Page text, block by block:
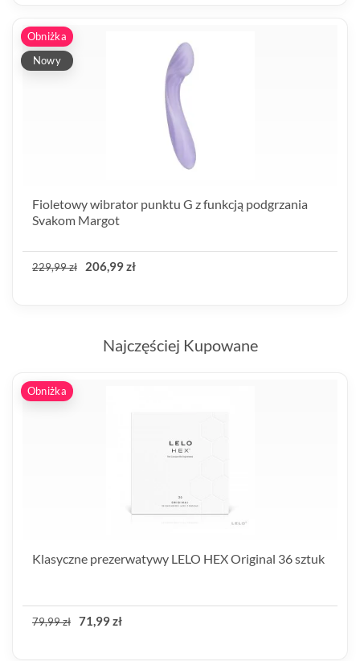
Obniżka
Nowy
Fioletowy wibrator punktu G z funkcją podgrzania
Svakom Margot
229,99 zł 206,99 zł
Najczęściej Kupowane
Obniżka
Klasyczne prezerwatywy LELO HEX Original 36 sztuk
79,99 zł 71,99 zł